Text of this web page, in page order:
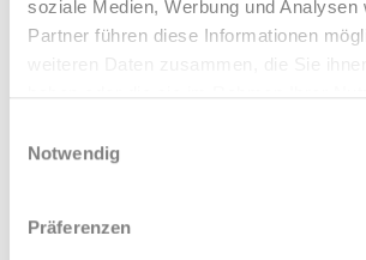
soziale Medien, Werbung und Analysen
Partner führen diese Informationen
Notwendig
Präferenzen
Transformation des
nicht an.